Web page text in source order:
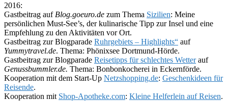
2016:
Gastbeitrag auf Blog.goeuro.de zum Thema Sizilien: Meine
persönlichen Must-See’s, der kulinarische Tipp zur Insel und eine
Empfehlung zu den Aktivitäten vor Ort.
Gastbeitrag zur Blogparade Ruhrgebiets – Highlights“ auf
Yummytravel.de. Thema: Phönixsee Dortmund-Hörde.
Gastbeitrag zur Blogparade Reisetipps für schlechtes Wetterauf
Genussbummler.de. Thema: Bonbonkocherei in Eckernförde.
Kooperation mit dem Start-Up Netzshopping.de: Geschenkideen für
Reisende.
Kooperation mit Shop-Apotheke.com: Kleine Helferlein auf Reisen.